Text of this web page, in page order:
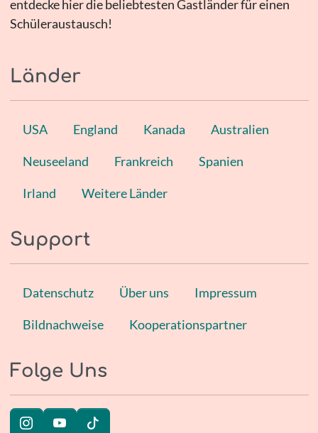
entdecke hier die beliebtesten Gastländer für einen
Schüleraustausch!
Länder
USA England Kanada Australien
Neuseeland Frankreich Spanien
Irland Weitere Länder
Support
Datenschutz Über uns Impressum
Bildnachweise Kooperationspartner
Folge Uns